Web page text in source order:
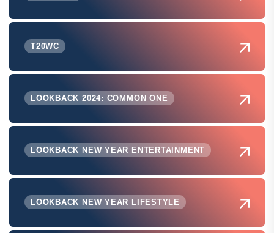
T20WC
LOOKBACK 2024: COMMON ONE
LOOKBACK NEW YEAR ENTERTAINMENT
LOOKBACK NEW YEAR LIFESTYLE